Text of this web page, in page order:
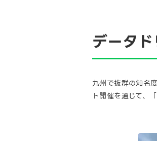
データ
九州で抜群の知名
ト開催を通じて、